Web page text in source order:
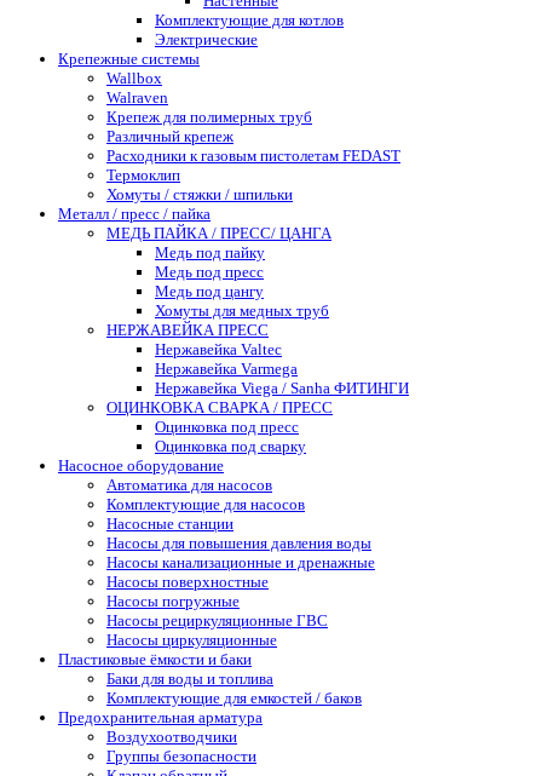
Комплектующие для котлов
Электрические
Крепежные системы
Wallbox
Walraven
Крепеж для полимерных труб
Различный крепеж
Расходники к газовым пистолетам FEDAST
Термоклип
Хомуты / стяжки / шпильки
Металл / пресс / пайка
МЕДЬ ПАЙКА / ПРЕСС/ ЦАНГА
Медь под пайку
Медь под пресс
Медь под цангу
Хомуты для медных труб
НЕРЖАВЕЙКА ПРЕСС
Нержавейка Valtec
Нержавейка Varmega
Нержавейка Viega / Sanha ФИТИНГИ
ОЦИНКОВКА СВАРКА / ПРЕСС
Оцинковка под пресс
Оцинковка под сварку
Насосное оборудование
Автоматика для насосов
Комплектующие для насосов
Насосные станции
Насосы для повышения давления воды
Насосы канализационные и дренажные
Насосы поверхностные
Насосы погружные
Насосы рециркуляционные ГВС
Насосы циркуляционные
Пластиковые ёмкости и баки
Баки для воды и топлива
Комплектующие для емкостей / баков
Предохранительная арматура
Воздухоотводчики
Группы безопасности